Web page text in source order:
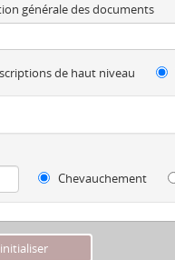
générale des documents
de haut niveau
Chevauchement